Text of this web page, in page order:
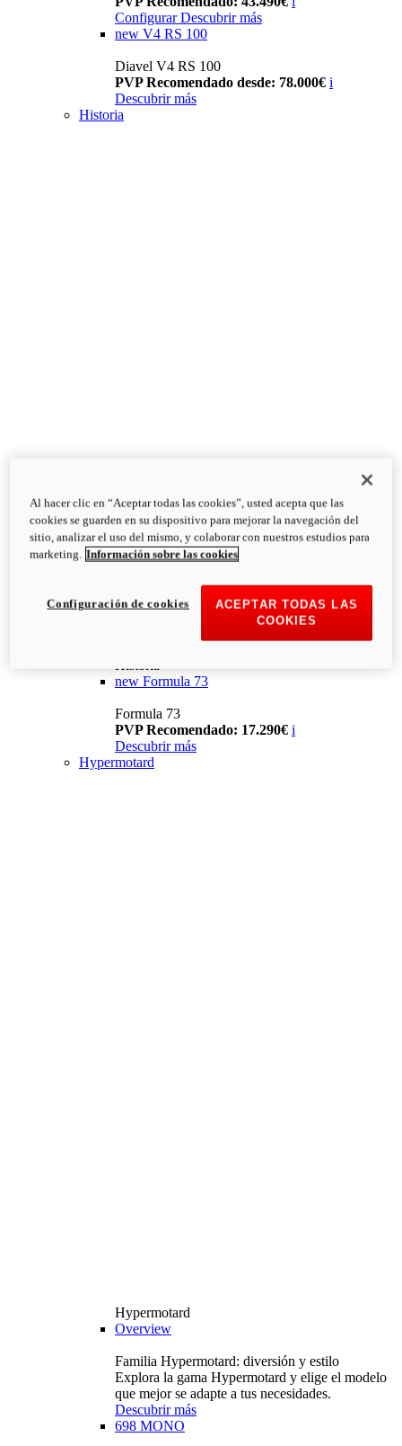
Configurar Descubrir más
new V4 RS 100
Diavel V4 RS 100
PVP Recomendado desde: 78.000€ i
Descubrir más
Historia
Historia
new Formula 73
Formula 73
PVP Recomendado: 17.290€ i
Descubrir más
Hypermotard
Hypermotard
Overview
Familia Hypermotard: diversión y estilo
Explora la gama Hypermotard y elige el modelo
que mejor se adapte a tus necesidades.
Descubrir más
698 MONO
Al hacer clic en “Aceptar todas las cookies”, usted acepta que las
cookies se guarden en su dispositivo para mejorar la navegación del
sitio, analizar el uso del mismo, y colaborar con nuestros estudios para
marketing. Información sobre las cookies
ACEPTAR TODAS LAS
COOKIES
Configuración de cookies